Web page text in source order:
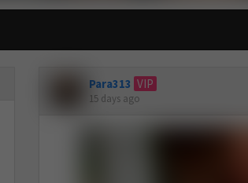
Para313 VIP
15 days ago